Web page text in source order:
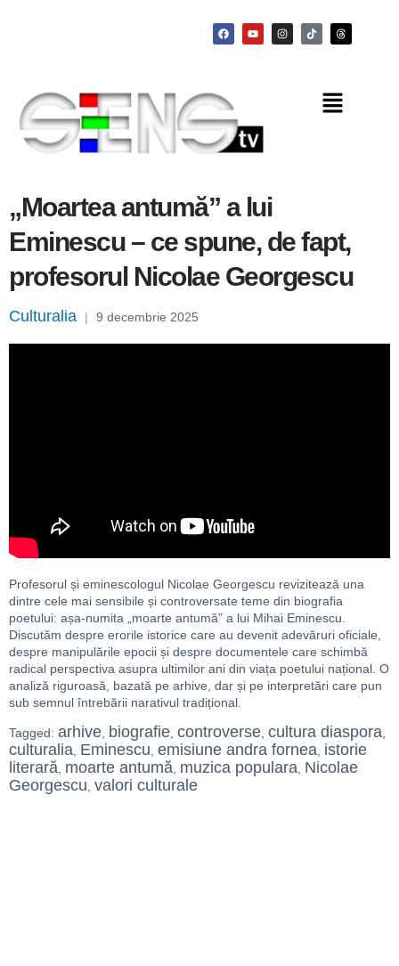
„Moartea antumă” a lui
Eminescu – ce spune, de fapt,
profesorul Nicolae Georgescu
Culturalia | 9 decembrie 2025
Profesorul și eminescologul Nicolae Georgescu revizitează una
dintre cele mai sensibile și controversate teme din biografia
poetului: așa-numita „moarte antumă” a lui Mihai Eminescu.
Discutăm despre erorile istorice care au devenit adevăruri oficiale,
despre manipulările epocii și despre documentele care schimbă
radical perspectiva asupra ultimilor ani din viața poetului național. O
analiză riguroasă, bazată pe arhive, dar și pe interpretări care pun
sub semnul întrebării narativul tradițional.
Tagged: arhive biografie controverse cultura diaspora
culturalia Eminescu emisiune andra fornea istorie
literară moarte antumă muzica populara Nicolae
Georgescu valori culturale